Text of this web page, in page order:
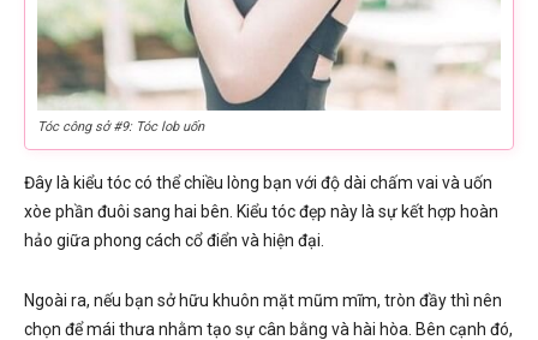
Tóc công sở #9: Tóc lob uốn
Đây là kiểu tóc có thể chiều lòng bạn với độ dài chấm vai và uốn
xòe phần đuôi sang hai bên. Kiểu tóc đẹp này là sự kết hợp hoàn
hảo giữa phong cách cổ điển và hiện đại.
Ngoài ra, nếu bạn sở hữu khuôn mặt mũm mĩm, tròn đầy thì nên
chọn để mái thưa nhằm tạo sự cân bằng và hài hòa. Bên cạnh đó,